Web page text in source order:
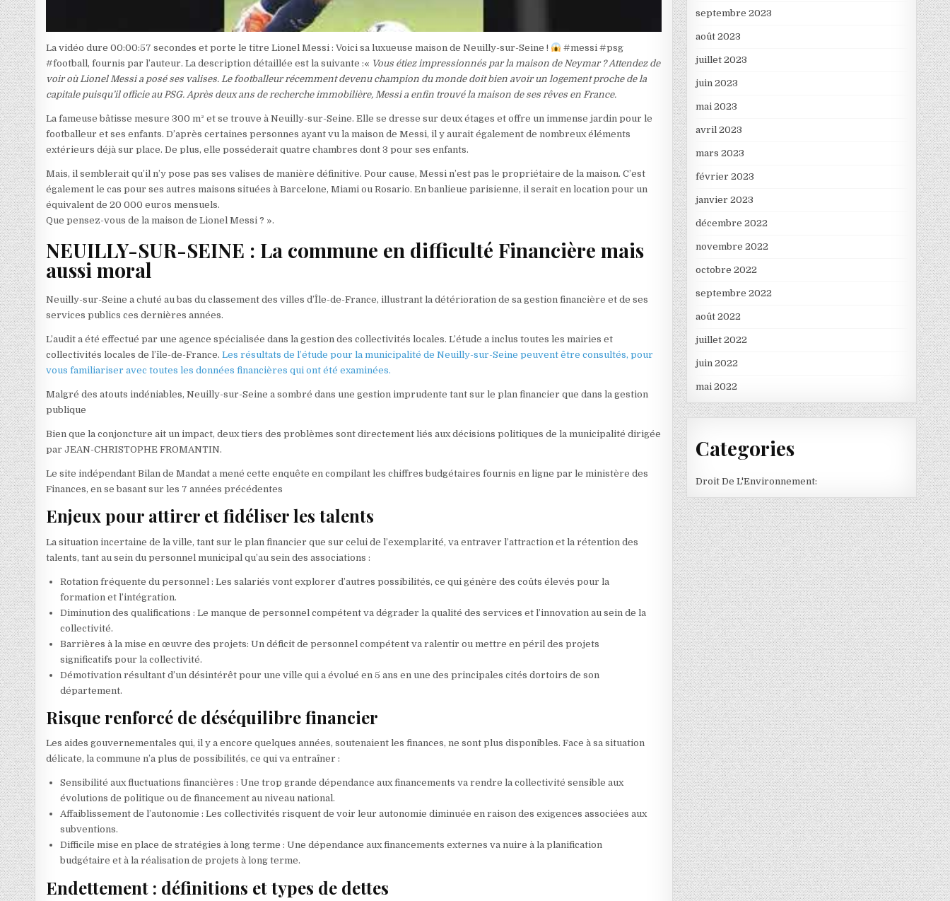
La vidéo dure 00:00:57 secondes et porte le titre Lionel Messi : Voici sa luxueuse maison de Neuilly-sur-Seine !
#messi #psg
#football, fournis par l’auteur. La description détaillée est la suivante :« Vous étiez impressionnés par la maison de Neymar ? Attendez de
voir où Lionel Messi a posé ses valises. Le footballeur récemment devenu champion du monde doit bien avoir un logement proche de la
capitale puisqu’il officie au PSG. Après deux ans de recherche immobilière, Messi a enfin trouvé la maison de ses rêves en France.
La fameuse bâtisse mesure 300 m² et se trouve à Neuilly-sur-Seine. Elle se dresse sur deux étages et offre un immense jardin pour le
footballeur et ses enfants. D’après certaines personnes ayant vu la maison de Messi, il y aurait également de nombreux éléments
extérieurs déjà sur place. De plus, elle posséderait quatre chambres dont 3 pour ses enfants.
Mais, il semblerait qu’il n’y pose pas ses valises de manière définitive. Pour cause, Messi n’est pas le propriétaire de la maison. C’est
également le cas pour ses autres maisons situées à Barcelone, Miami ou Rosario. En banlieue parisienne, il serait en location pour un
équivalent de 20 000 euros mensuels.
Que pensez-vous de la maison de Lionel Messi ? ».
NEUILLY-SUR-SEINE : La commune en difficulté Financière mais
aussi moral
Neuilly-sur-Seine a chuté au bas du classement des villes d’Île-de-France, illustrant la détérioration de sa gestion financière et de ses
services publics ces dernières années.
L’audit a été effectué par une agence spécialisée dans la gestion des collectivités locales. L’étude a inclus toutes les mairies et
collectivités locales de l’île-de-France.Les résultats de l’étude pour la municipalité de Neuilly-sur-Seine peuvent être consultés, pour
vous familiariser avec toutes les données financières qui ont été examinées.
Malgré des atouts indéniables, Neuilly-sur-Seine a sombré dans une gestion imprudente tant sur le plan financier que dans la gestion
publique
Bien que la conjoncture ait un impact, deux tiers des problèmes sont directement liés aux décisions politiques de la municipalité dirigée
par JEAN-CHRISTOPHE FROMANTIN.
Le site indépendant Bilan de Mandat a mené cette enquête en compilant les chiffres budgétaires fournis en ligne par le ministère des
Finances, en se basant sur les 7 années précédentes
Enjeux pour attirer et fidéliser les talents
La situation incertaine de la ville, tant sur le plan financier que sur celui de l’exemplarité, va entraver l’attraction et la rétention des
talents, tant au sein du personnel municipal qu’au sein des associations :
Rotation fréquente du personnel : Les salariés vont explorer d’autres possibilités, ce qui génère des coûts élevés pour la
formation et l’intégration.
Diminution des qualifications : Le manque de personnel compétent va dégrader la qualité des services et l’innovation au sein de la
collectivité.
Barrières à la mise en œuvre des projets: Un déficit de personnel compétent va ralentir ou mettre en péril des projets
significatifs pour la collectivité.
Démotivation résultant d’un désintérêt pour une ville qui a évolué en 5 ans en une des principales cités dortoirs de son
département.
Risque renforcé de déséquilibre financier
Les aides gouvernementales qui, il y a encore quelques années, soutenaient les finances, ne sont plus disponibles. Face à sa situation
délicate, la commune n’a plus de possibilités, ce qui va entraîner :
Sensibilité aux fluctuations financières : Une trop grande dépendance aux financements va rendre la collectivité sensible aux
évolutions de politique ou de financement au niveau national.
Affaiblissement de l’autonomie : Les collectivités risquent de voir leur autonomie diminuée en raison des exigences associées aux
subventions.
Difficile mise en place de stratégies à long terme : Une dépendance aux financements externes va nuire à la planification
budgétaire et à la réalisation de projets à long terme.
Endettement : définitions et types de dettes
septembre 2023
août 2023
juillet 2023
juin 2023
mai 2023
avril 2023
mars 2023
février 2023
janvier 2023
décembre 2022
novembre 2022
octobre 2022
septembre 2022
août 2022
juillet 2022
juin 2022
mai 2022
Categories
Droit De L'Environnement: